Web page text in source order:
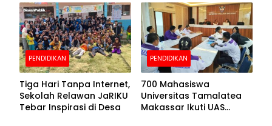
Pendaftaran Segera
Dibuka
Miliar
PENDIDIKAN
Tiga Hari Tanpa Internet,
Sekolah Relawan JaRIKU
Tebar Inspirasi di Desa
PENDIDIKAN
700 Mahasiswa
Universitas Tamalatea
Makassar Ikuti UAS